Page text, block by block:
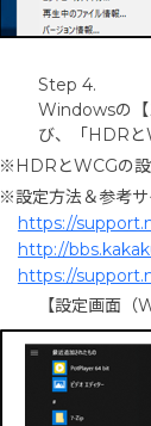
Step 4.
Windowsの【
び、「HDRと
※HDRとWCGの設
※設定方法＆参考サ
https://
http://
https://
【設定画面